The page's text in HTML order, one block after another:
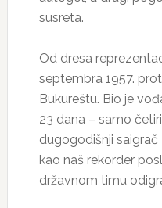
susreta.
Od dresa
septembra 1957.
Bukureštu. Bio je
23 dana – samo
dugogodišnji saigrač
kao naš rekorder
državnom timu